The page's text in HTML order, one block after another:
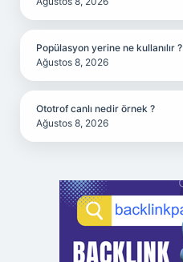
Popülasyon yerine ne kullanılır ?
Ağustos 8, 2026
Ototrof canlı nedir örnek ?
Ağustos 8, 2026